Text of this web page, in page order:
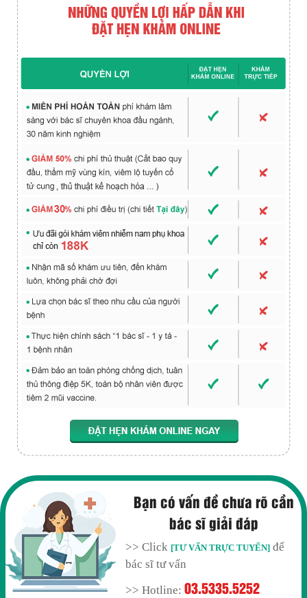
Bạn có vấn đề chưa rõ cần
bác sĩ giải đáp
>> Click [TƯ VẤN TRỰC TUYẾN] để
bác sĩ tư vấn
>> Hotline:03.5335.5252